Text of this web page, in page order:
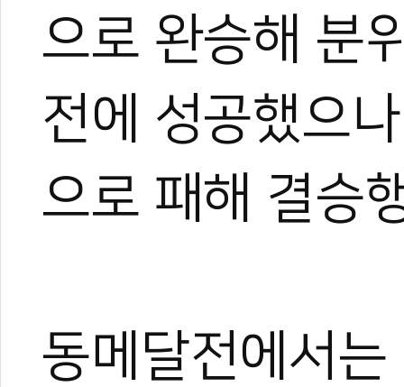
으로 완승해 분
전에 성공했으
으로 패해 결승
동메달전에서